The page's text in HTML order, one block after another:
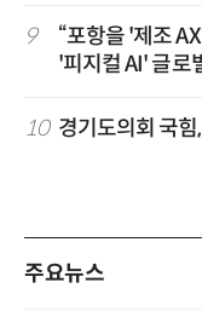
9
“포항을 '제조
'피지컬 AI' 글로
10 경기도의회 국
주요뉴스